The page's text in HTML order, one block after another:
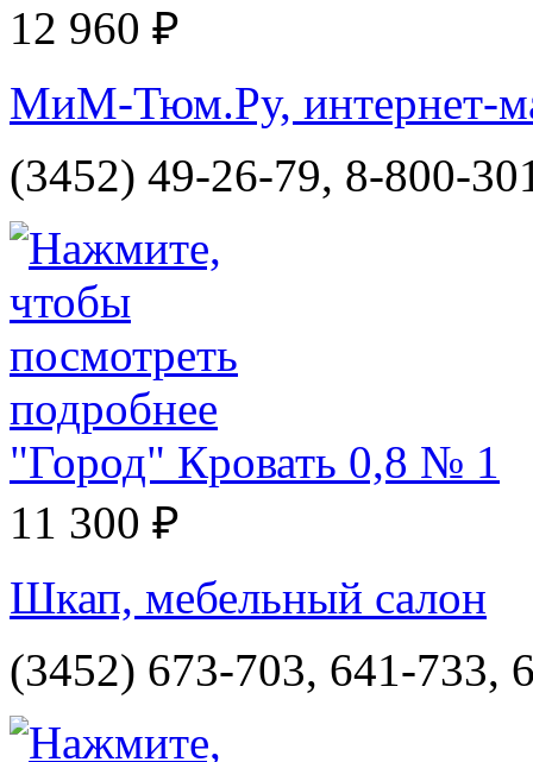
12 960 ₽
МиМ-Тюм.Ру, интернет-
(3452) 49-26-79, 8-800-
"Город" Кровать 0,8 № 1
11 300 ₽
Шкап, мебельный салон
(3452) 673-703, 641-733,